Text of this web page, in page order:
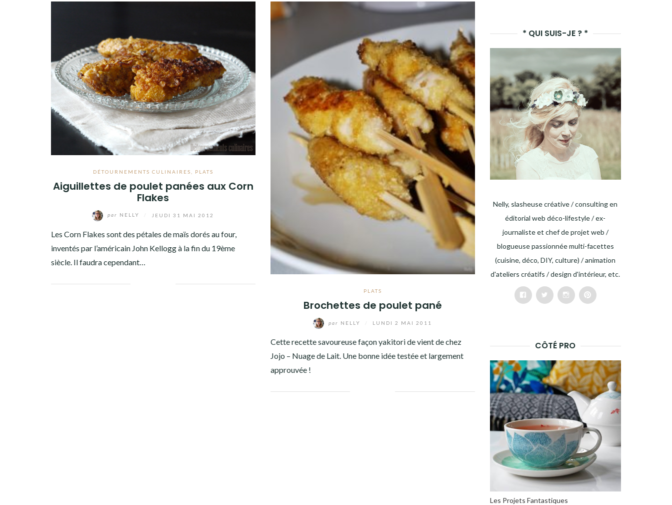
DÉTOURNEMENTS CULINAIRES PLATS
Aiguillettes de poulet panées aux Corn
Flakes
par NELLY JEUDI 31 MAI 2012
Les Corn Flakes sont des pétales de maïs dorés au four,
inventés par l’américain John Kellogg à la fin du 19ème
siècle. Il faudra cependant…
PLATS
Brochettes de poulet pané
par NELLY LUNDI 2 MAI 2011
Cette recette savoureuse façon yakitori de vient de chez
Jojo – Nuage de Lait. Une bonne idée testée et largement
approuvée !
* QUI SUIS-JE ? *
Nelly, slasheuse créative / consulting en
éditorial web déco-lifestyle / ex-
journaliste et chef de projet web /
blogueuse passionnée multi-facettes
(cuisine, déco, DIY, culture) / animation
d'ateliers créatifs / design d'intérieur, etc.
FacebookTwitter InstagramPinterest
CÔTÉ PRO
Les Projets Fantastiques